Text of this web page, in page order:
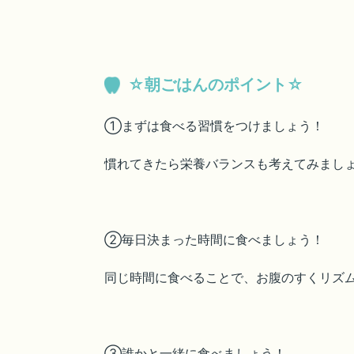
☆朝ごはんのポイント☆
①まずは食べる習慣をつけましょう！
慣れてきたら栄養バランスも考えてみましょ
②毎日決まった時間に食べましょう！
同じ時間に食べることで、お腹のすくリズ